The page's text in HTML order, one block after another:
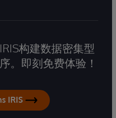
构建数据密集型
。即刻免费体验！
IRIS